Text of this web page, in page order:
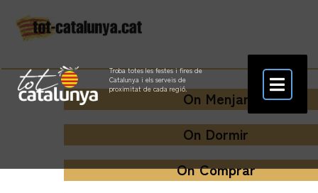
Troba totes les festes i fires de
Catalunya i els serveis de
proximitat de cada regió.On Menjar
On Dormir
On Comprar